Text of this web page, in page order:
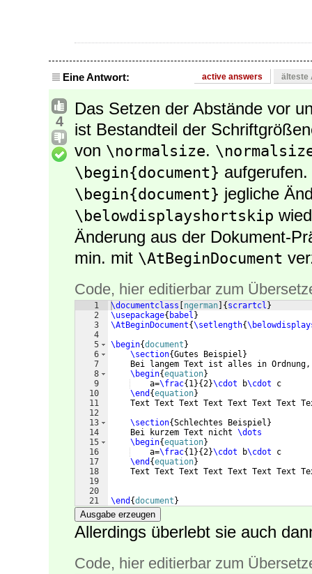
Eine Antwort: active answers älteste
4
Das Setzen der Abstände vor
ist Bestandteil der
von \normalsize.
\begin{document}
\begin{document} jegliche
\belowdisplayshortskip
Änderung aus der Dokument-
min. mit \AtBeginDocument
Code, hier editierbar zum
1
2
3
4
5
6
7
8
9
10
11
12
13
14
15
16
17
18
19
20
21
\documentclass ngerman { scrartcl }
\usepackage{ babel }
\AtBeginDocument{\setlength{
\begin{document }
\section{Gutes Beispiel }
Bei langem Text ist alles in
\begin{equation}
    a=
\frac{ 1}{2}\cdot b\cdot c
\end {equation}
Text Text Text Text Text Text Text
\section{Schlechtes Beispiel }
    Bei kurzem Text nicht
\dots
\begin{equation}
    a=
\frac{ 1}{2}\cdot b\cdot c
\end {equation}
Text Text Text Text Text Text Text
\end {document }
Ausgabe erzeugen
Allerdings überlebt sie auch
Code, hier editierbar zum